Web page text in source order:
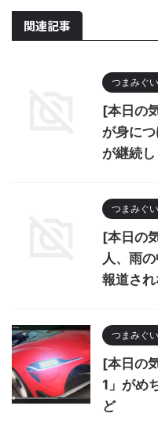
関連記事
つまみぐい
[本日の
が身に
が継続
つまみぐい
[本日の
人、雨
報道さ
つまみぐい
[本日の
1」がめ
ど